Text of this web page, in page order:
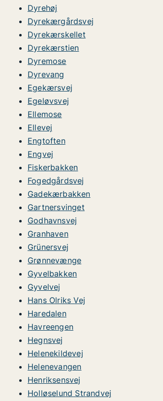
Dyrehøj
Dyrekærgårdsvej
Dyrekærskellet
Dyrekærstien
Dyremose
Dyrevang
Egekærsvej
Egeløvsvej
Ellemose
Ellevej
Engtoften
Engvej
Fiskerbakken
Fogedgårdsvej
Gadekærbakken
Gartnersvinget
Godhavnsvej
Granhaven
Grünersvej
Grønnevænge
Gyvelbakken
Gyvelvej
Hans Olriks Vej
Haredalen
Havreengen
Hegnsvej
Helenekildevej
Helenevangen
Henriksensvej
Holløselund Strandvej